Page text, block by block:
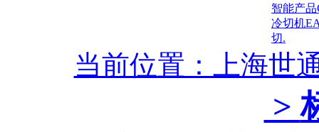
智能产
冷切机
切.
当前位置：上海世
>